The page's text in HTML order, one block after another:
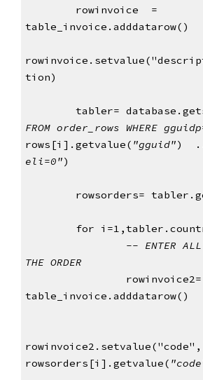
rowinvoice  =
table_invoice.adddatarow()
tion)
tabler=
FROM order_rows WHERE
rows[i].getvalue( "gguid")
eli=0")
rowsorders=
for
-- ENTER
THE ORDER
rowinvoice2=
table_invoice.adddatarow()
rowinvoice2.setvalue("code",
rowsorders[i].getvalue(